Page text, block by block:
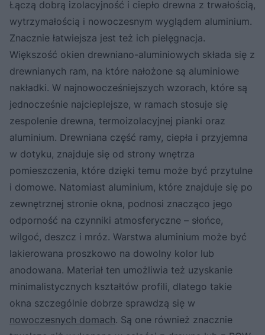
Łączą dobrą izolacyjność i ciepło drewna z trwałością,
wytrzymałością i nowoczesnym wyglądem aluminium.
Znacznie łatwiejsza jest też ich pielęgnacja.
Większość okien drewniano-aluminiowych składa się z
drewnianych ram, na które nałożone są aluminiowe
nakładki. W najnowocześniejszych wzorach, które są
jednocześnie najcieplejsze, w ramach stosuje się
zespolenie drewna, termoizolacyjnej pianki oraz
aluminium. Drewniana część ramy, ciepła i przyjemna
w dotyku, znajduje się od strony wnętrza
pomieszczenia, które dzięki temu może być przytulne
i domowe. Natomiast aluminium, które znajduje się po
zewnętrznej stronie okna, podnosi znacząco jego
odporność na czynniki atmosferyczne – słońce,
wilgoć, deszcz i mróz. Warstwa aluminium może być
lakierowana proszkowo na dowolny kolor lub
anodowana. Materiał ten umożliwia też uzyskanie
minimalistycznych kształtów profili, dlatego takie
okna szczególnie dobrze sprawdzą się w
nowoczesnych domach. Są one również znacznie